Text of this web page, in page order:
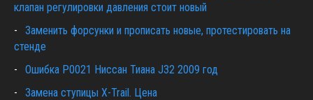
клапан регулировки давления стоит новый
Заменить форсунки и прописать новые, протестировать на
стенде
Ошибка Р0021 Ниссан Тиана J32 2009 год
Замена ступицы X-Trail. Цена